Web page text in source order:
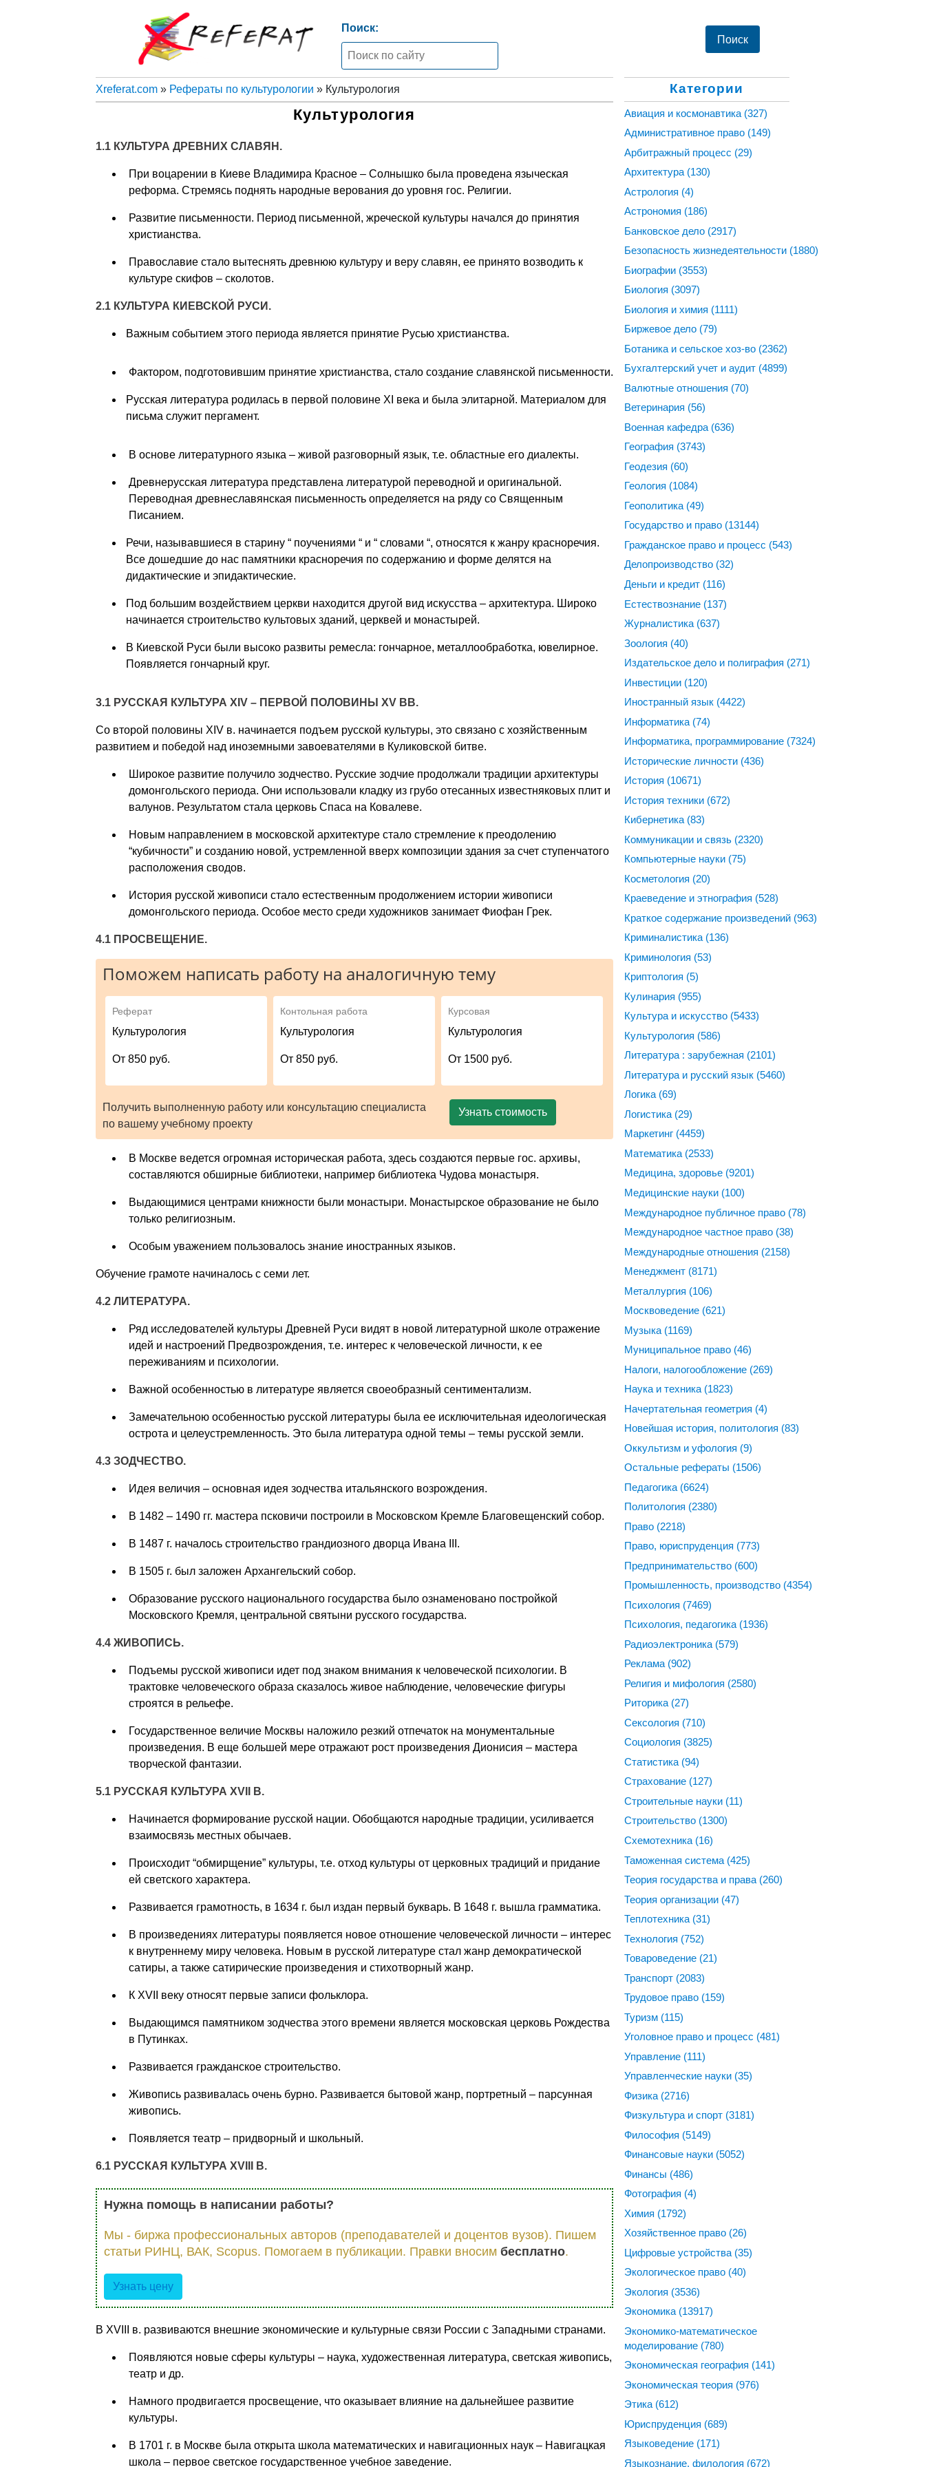
Поиск:
Xreferat.com» Рефераты по культурологии » Культурология
Культурология
1.1 КУЛЬТУРА ДРЕВНИХ СЛАВЯН.
При воцарении в Киеве Владимира Красное – Солнышко была проведена языческая
реформа. Стремясь поднять народные верования до уровня гос. Религии.
Развитие письменности. Период письменной, жреческой культуры начался до принятия
христианства.
Православие стало вытеснять древнюю культуру и веру славян, ее принято возводить к
культуре скифов – сколотов.
2.1 КУЛЬТУРА КИЕВСКОЙ РУСИ.
Важным событием этого периода является принятие Русью христианства.
Фактором, подготовившим принятие христианства, стало создание славянской письменности.
Русская литература родилась в первой половине XI века и была элитарной. Материалом для
письма служит пергамент.
В основе литературного языка – живой разговорный язык, т.е. областные его диалекты.
Древнерусская литература представлена литературой переводной и оригинальной.
Переводная древнеславянская письменность определяется на ряду со Священным
Писанием.
Речи, называвшиеся в старину “ поучениями “ и “ словами “, относятся к жанру красноречия.
Все дошедшие до нас памятники красноречия по содержанию и форме делятся на
дидактические и эпидактические.
Под большим воздействием церкви находится другой вид искусства – архитектура. Широко
начинается строительство культовых зданий, церквей и монастырей.
В Киевской Руси были высоко развиты ремесла: гончарное, металлообработка, ювелирное.
Появляется гончарный круг.
3.1 РУССКАЯ КУЛЬТУРА XIV – ПЕРВОЙ ПОЛОВИНЫ XVВВ.
Со второй половины XIV в. начинается подъем русской культуры, это связано с хозяйственным
развитием и победой над иноземными завоевателями в Куликовской битве.
Широкое развитие получило зодчество. Русские зодчие продолжали традиции архитектуры
домонгольского периода. Они использовали кладку из грубо отесанных известняковых плит и
валунов. Результатом стала церковь Спаса на Ковалеве.
Новым направлением в московской архитектуре стало стремление к преодолению
“кубичности” и созданию новой, устремленной вверх композиции здания за счет ступенчатого
расположения сводов.
История русской живописи стало естественным продолжением истории живописи
домонгольского периода. Особое место среди художников занимает Фиофан Грек.
4.1 ПРОСВЕЩЕНИЕ.
Поможем написать работу на аналогичную тему
Реферат
Культурология
От 850 руб.
Контольная работа
Культурология
От 850 руб.
Курсовая
Культурология
От 1500 руб.
Получить выполненную работу или консультацию специалиста
по вашему учебному проекту
Узнать стоимость
В Москве ведется огромная историческая работа, здесь создаются первые гос. архивы,
составляются обширные библиотеки, например библиотека Чудова монастыря.
Выдающимися центрами книжности были монастыри. Монастырское образование не было
только религиозным.
Особым уважением пользовалось знание иностранных языков.
Обучение грамоте начиналось с семи лет.
4.2 ЛИТЕРАТУРА.
Ряд исследователей культуры Древней Руси видят в новой литературной школе отражение
идей и настроений Предвозрождения, т.е. интерес к человеческой личности, к ее
переживаниям и психологии.
Важной особенностью в литературе является своеобразный сентиментализм.
Замечательною особенностью русской литературы была ее исключительная идеологическая
острота и целеустремленность. Это была литература одной темы – темы русской земли.
4.3 ЗОДЧЕСТВО.
Идея величия – основная идея зодчества итальянского возрождения.
В 1482 – 1490 гг. мастера псковичи построили в Московском Кремле Благовещенский собор.
В 1487 г. началось строительство грандиозного дворца Ивана III.
В 1505 г. был заложен Архангельский собор.
Образование русского национального государства было ознаменовано постройкой
Московского Кремля, центральной святыни русского государства.
4.4 ЖИВОПИСЬ.
Подъемы русской живописи идет под знаком внимания к человеческой психологии. В
трактовке человеческого образа сказалось живое наблюдение, человеческие фигуры
строятся в рельефе.
Государственное величие Москвы наложило резкий отпечаток на монументальные
произведения. В еще большей мере отражают рост произведения Дионисия – мастера
творческой фантазии.
5.1 РУССКАЯ КУЛЬТУРА XVII В.
Начинается формирование русской нации. Обобщаются народные традиции, усиливается
взаимосвязь местных обычаев.
Происходит “обмирщение” культуры, т.е. отход культуры от церковных традиций и придание
ей светского характера.
Развивается грамотность, в 1634 г. был издан первый букварь. В 1648 г. вышла грамматика.
В произведениях литературы появляется новое отношение человеческой личности – интерес
к внутреннему миру человека. Новым в русской литературе стал жанр демократической
сатиры, а также сатирические произведения и стихотворный жанр.
К XVII веку относят первые записи фольклора.
Выдающимся памятником зодчества этого времени является московская церковь Рождества
в Путинках.
Развивается гражданское строительство.
Живопись развивалась очень бурно. Развивается бытовой жанр, портретный – парсунная
живопись.
Появляется театр – придворный и школьный.
6.1 РУССКАЯ КУЛЬТУРА XVIII В.
Нужна помощь в написании работы?
Мы - биржа профессиональных авторов (преподавателей и доцентов вузов). Пишем
статьи РИНЦ, ВАК, Scopus. Помогаем в публикации. Правки вносим бесплатно.
Узнать цену
В XVIII в. развиваются внешние экономические и культурные связи России с Западными странами.
Появляются новые сферы культуры – наука, художественная литература, светская живопись,
театр и др.
Намного продвигается просвещение, что оказывает влияние на дальнейшее развитие
культуры.
В 1701 г. в Москве была открыта школа математических и навигационных наук – Навигацкая
школа – первое светское государственное учебное заведение.
Категории
Авиация и космонавтика (327)
Административное право (149)
Арбитражный процесс (29)
Архитектура (130)
Астрология (4)
Астрономия (186)
Банковское дело (2917)
Безопасность жизнедеятельности (1880)
Биографии (3553)
Биология (3097)
Биология и химия (1111)
Биржевое дело (79)
Ботаника и сельское хоз-во (2362)
Бухгалтерский учет и аудит (4899)
Валютные отношения (70)
Ветеринария (56)
Военная кафедра (636)
География (3743)
Геодезия (60)
Геология (1084)
Геополитика (49)
Государство и право (13144)
Гражданское право и процесс (543)
Делопроизводство (32)
Деньги и кредит (116)
Естествознание (137)
Журналистика (637)
Зоология (40)
Издательское дело и полиграфия (271)
Инвестиции (120)
Иностранный язык (4422)
Информатика (74)
Информатика, программирование (7324)
Исторические личности (436)
История (10671)
История техники (672)
Кибернетика (83)
Коммуникации и связь (2320)
Компьютерные науки (75)
Косметология (20)
Краеведение и этнография (528)
Краткое содержание произведений (963)
Криминалистика (136)
Криминология (53)
Криптология (5)
Кулинария (955)
Культура и искусство (5433)
Культурология (586)
Литература : зарубежная (2101)
Литература и русский язык (5460)
Логика (69)
Логистика (29)
Маркетинг (4459)
Математика (2533)
Медицина, здоровье (9201)
Медицинские науки (100)
Международное публичное право (78)
Международное частное право (38)
Международные отношения (2158)
Менеджмент (8171)
Металлургия (106)
Москвоведение (621)
Музыка (1169)
Муниципальное право (46)
Налоги, налогообложение (269)
Наука и техника (1823)
Начертательная геометрия (4)
Новейшая история, политология (83)
Оккультизм и уфология (9)
Остальные рефераты (1506)
Педагогика (6624)
Политология (2380)
Право (2218)
Право, юриспруденция (773)
Предпринимательство (600)
Промышленность, производство (4354)
Психология (7469)
Психология, педагогика (1936)
Радиоэлектроника (579)
Реклама (902)
Религия и мифология (2580)
Риторика (27)
Сексология (710)
Социология (3825)
Статистика (94)
Страхование (127)
Строительные науки (11)
Строительство (1300)
Схемотехника (16)
Таможенная система (425)
Теория государства и права (260)
Теория организации (47)
Теплотехника (31)
Технология (752)
Товароведение (21)
Транспорт (2083)
Трудовое право (159)
Туризм (115)
Уголовное право и процесс (481)
Управление (111)
Управленческие науки (35)
Физика (2716)
Физкультура и спорт (3181)
Философия (5149)
Финансовые науки (5052)
Финансы (486)
Фотография (4)
Химия (1792)
Хозяйственное право (26)
Цифровые устройства (35)
Экологическое право (40)
Экология (3536)
Экономика (13917)
Экономико-математическое
моделирование (780)
Экономическая география (141)
Экономическая теория (976)
Этика (612)
Юриспруденция (689)
Языковедение (171)
Языкознание, филология (672)